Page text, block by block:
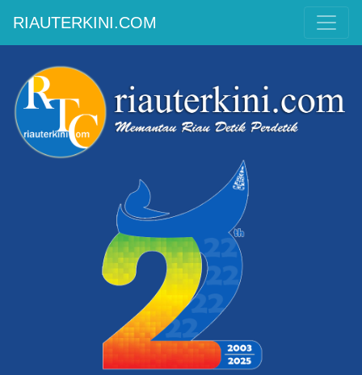
RIAUTERKINI.COM